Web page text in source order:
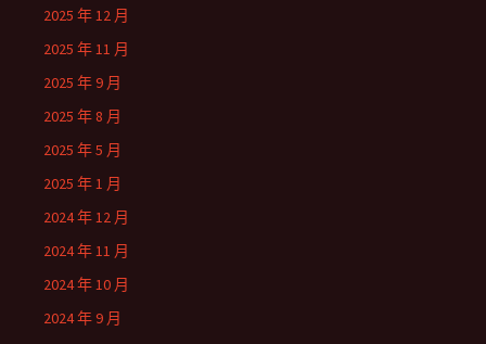
2025 年 12 月
2025 年 11 月
2025 年 9 月
2025 年 8 月
2025 年 5 月
2025 年 1 月
2024 年 12 月
2024 年 11 月
2024 年 10 月
2024 年 9 月